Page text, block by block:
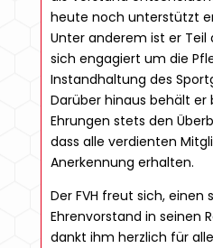
heute noch unterstützt
Unter anderem ist er Teil
sich engagiert um die
Instandhaltung des
Darüber hinaus behält er
Ehrungen stets den
dass alle verdienten
Anerkennung erhalten.
Der FVH freut sich, einen
Ehrenvorstand in seinen
dankt ihm herzlich für